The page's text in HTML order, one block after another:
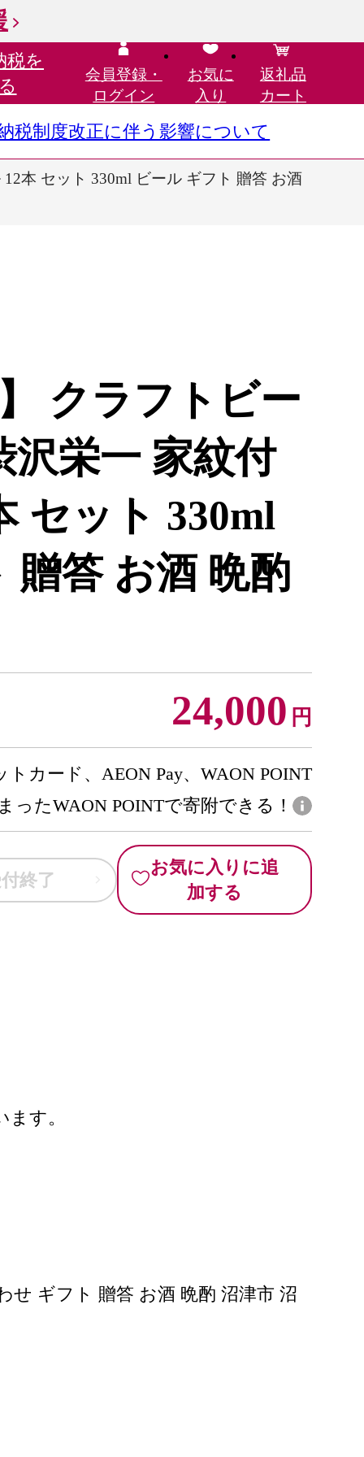
税を
会員登録・
ログイン
お気に
入り
返礼品
カート
税制度改正に伴う影響について
本 セット 330ml ビール ギフト 贈答 お酒
クラフトビー
沢栄一 家紋付
セット 330ml
贈答 お酒 晩酌
24,000 円
トカード、AEON Pay、WAON POINT
ったWAON POINTで寄附できる！
終了
お気に入りに追
加する
す。
せ ギフト 贈答 お酒 晩酌 沼津市 沼